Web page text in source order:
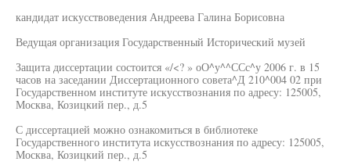
кандидат искусствоведения Андреева Галина Борисовна
Ведущая организация Государственный Исторический музей
Защита диссертации состоится «/<? » оО^у^^ССс^у 2006 г. в 15
часов на заседании Диссертационного совета^Д 210^004 02 при
Государственном институте искусствознания по адресу: 125005,
Москва, Козицкий пер., д.5
С диссертацией можно ознакомиться в библиотеке
Государственного института искусствознания по адресу: 125005,
Москва, Козицкий пер., д.5